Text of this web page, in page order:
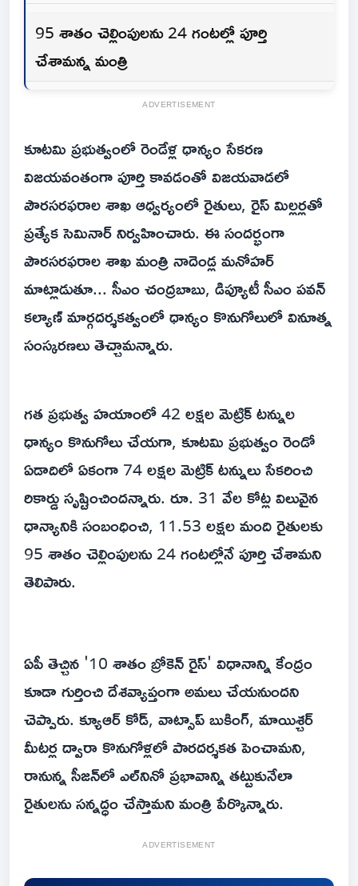
95 శాతం చెల్లింపులను 24 గంటల్లో పూర్తి
చేశామన్న మంత్రి
ADVERTISEMENT
కూటమి ప్రభుత్వంలో రెండేళ్ల ధాన్యం సేకరణ
విజయవంతంగా పూర్తి కావడంతో విజయవాడలో
పౌరసరఫరాల శాఖ ఆధ్వర్యంలో రైతులు, రైస్ మిల్లర్లతో
ప్రత్యేక సెమినార్ నిర్వహించారు. ఈ సందర్భంగా
పౌరసరఫరాల శాఖ మంత్రి నాదెండ్ల మనోహర్
మాట్లాడుతూ... సీఎం చంద్రబాబు, డిప్యూటీ సీఎం పవన్
కల్యాణ్ మార్గదర్శకత్వంలో ధాన్యం కొనుగోలులో వినూత్న
సంస్కరణలు తెచ్చామన్నారు.
గత ప్రభుత్వ హయాంలో 42 లక్షల మెట్రిక్ టన్నుల
ధాన్యం కొనుగోలు చేయగా, కూటమి ప్రభుత్వం రెండో
ఏడాదిలో ఏకంగా 74 లక్షల మెట్రిక్ టన్నులు సేకరించి
రికార్డు సృష్టించిందన్నారు. రూ. 31 వేల కోట్ల విలువైన
ధాన్యానికి సంబంధించి, 11.53 లక్షల మంది రైతులకు
95 శాతం చెల్లింపులను 24 గంటల్లోనే పూర్తి చేశామని
తెలిపారు.
ఏపీ తెచ్చిన '10 శాతం బ్రోకెన్ రైస్' విధానాన్ని కేంద్రం
కూడా గుర్తించి దేశవ్యాప్తంగా అమలు చేయనుందని
చెప్పారు. క్యూఆర్ కోడ్, వాట్సాప్ బుకింగ్, మాయిశ్చర్
మీటర్ల ద్వారా కొనుగోళ్లలో పారదర్శకత పెంచామని,
రానున్న సీజన్‌లో ఎల్‌నినో ప్రభావాన్ని తట్టుకునేలా
రైతులను సన్నద్ధం చేస్తామని మంత్రి పేర్కొన్నారు.
ADVERTISEMENT